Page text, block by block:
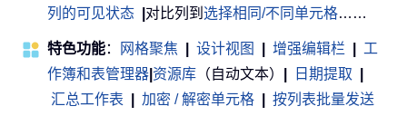
列的可见状态
对比列到 选择相同/不同单元格……
特色功能： 网格聚焦 设计视图 增强编辑栏
工
作簿和表管理器 资源库 （自动文本） 日期提取
汇总工作表
加密 / 解密单元格
按列表批量发送